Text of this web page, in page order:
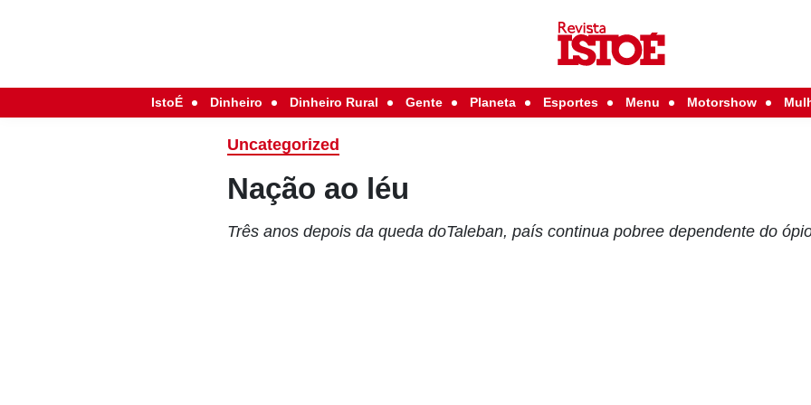
IstoÉ Dinheiro Dinheiro Rural Gente Planeta Esportes Menu Motorshow
Uncategorized
Nação ao léu
Três anos depois da queda doTaleban, país continua pobree dependente do